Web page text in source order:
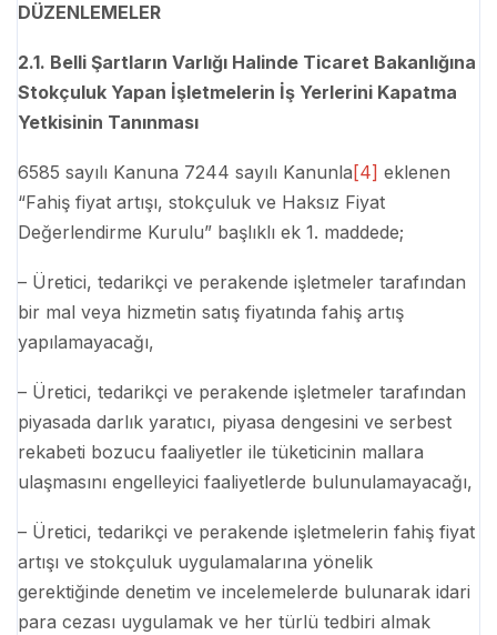
DÜZENLEMELER
2.1. Belli Şartların Varlığı Halinde Ticaret Bakanlığına
Stokçuluk Yapan İşletmelerin İş Yerlerini Kapatma
Yetkisinin Tanınması
6585 sayılı Kanuna 7244 sayılı Kanunla [4] eklenen
“Fahiş fiyat artışı, stokçuluk ve Haksız Fiyat
Değerlendirme Kurulu” başlıklı ek 1. maddede;
– Üretici, tedarikçi ve perakende işletmeler tarafından
bir mal veya hizmetin satış fiyatında fahiş artış
yapılamayacağı,
– Üretici, tedarikçi ve perakende işletmeler tarafından
piyasada darlık yaratıcı, piyasa dengesini ve serbest
rekabeti bozucu faaliyetler ile tüketicinin mallara
ulaşmasını engelleyici faaliyetlerde bulunulamayacağı,
– Üretici, tedarikçi ve perakende işletmelerin fahiş fiyat
artışı ve stokçuluk uygulamalarına yönelik
gerektiğinde denetim ve incelemelerde bulunarak idari
para cezası uygulamak ve her türlü tedbiri almak